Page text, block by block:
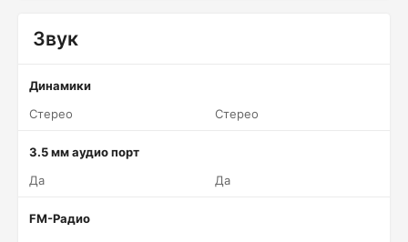
Звук
Динамики
Стерео
Стерео
3.5 мм аудио порт
Да
Да
FM-Радио